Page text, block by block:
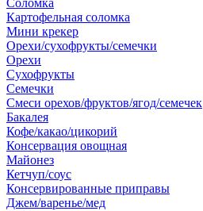
Соломка
Картофельная соломка
Мини крекер
Орехи/сухофрукты/семечки
Орехи
Сухофрукты
Семечки
Смеси орехов/фруктов/ягод/семечек
Бакалея
Кофе/какао/цикорий
Консервация овощная
Майонез
Кетчуп/соус
Консервированные приправы
Джем/варенье/мед